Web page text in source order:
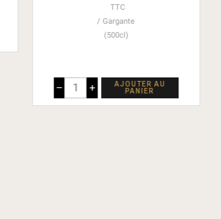
TTC
Gargante
(500cl)
– +
AJOUTER AU
PANIER